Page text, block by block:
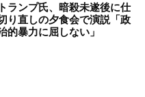
トランプ氏、暗殺未遂後に仕
り直しの夕食会で演説「政
的暴力に屈しない」